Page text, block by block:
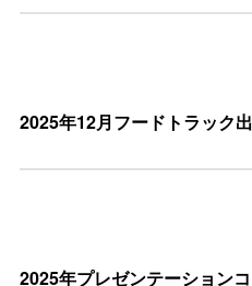
2025年12月フードトラック
2025年プレゼンテーション